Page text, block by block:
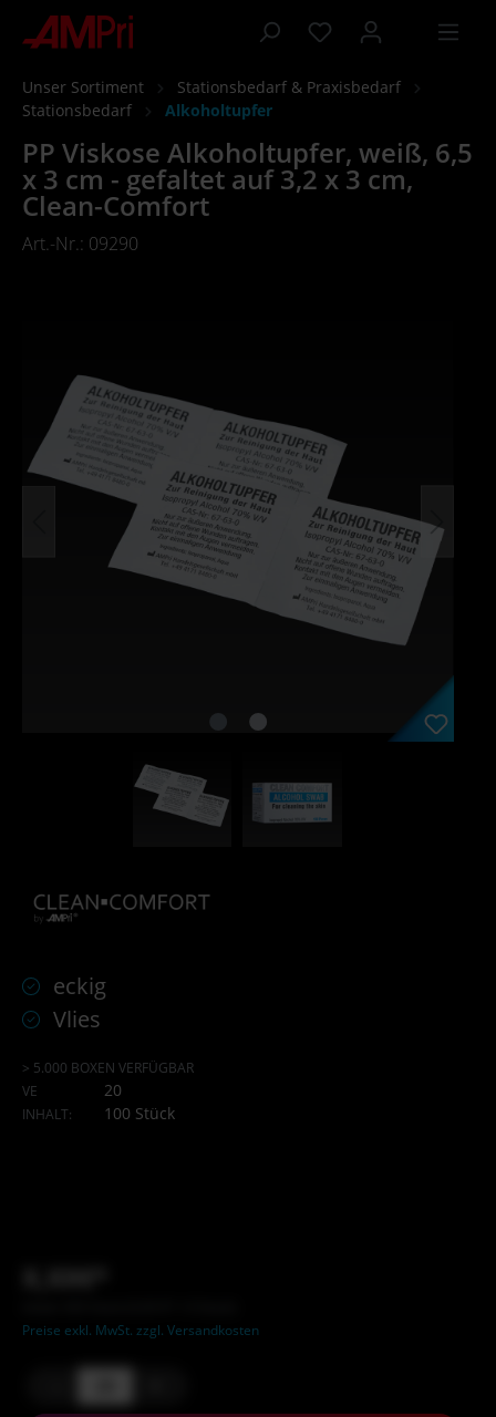
springen
Unser Sortiment
Stationsbedarf & Praxisbedarf
Stationsbedarf
Alkoholtupfer
PP Viskose Alkoholtupfer, weiß, 6,5
x 3 cm - gefaltet auf 3,2 x 3 cm,
Clean-Comfort
Art.-Nr.: 09290
eckig
Vlies
> 5.000 BOXEN VERFÜGBAR
VE
20
INHALT: 100 Stück
Preise exkl. MwSt. zzgl. Versandkosten